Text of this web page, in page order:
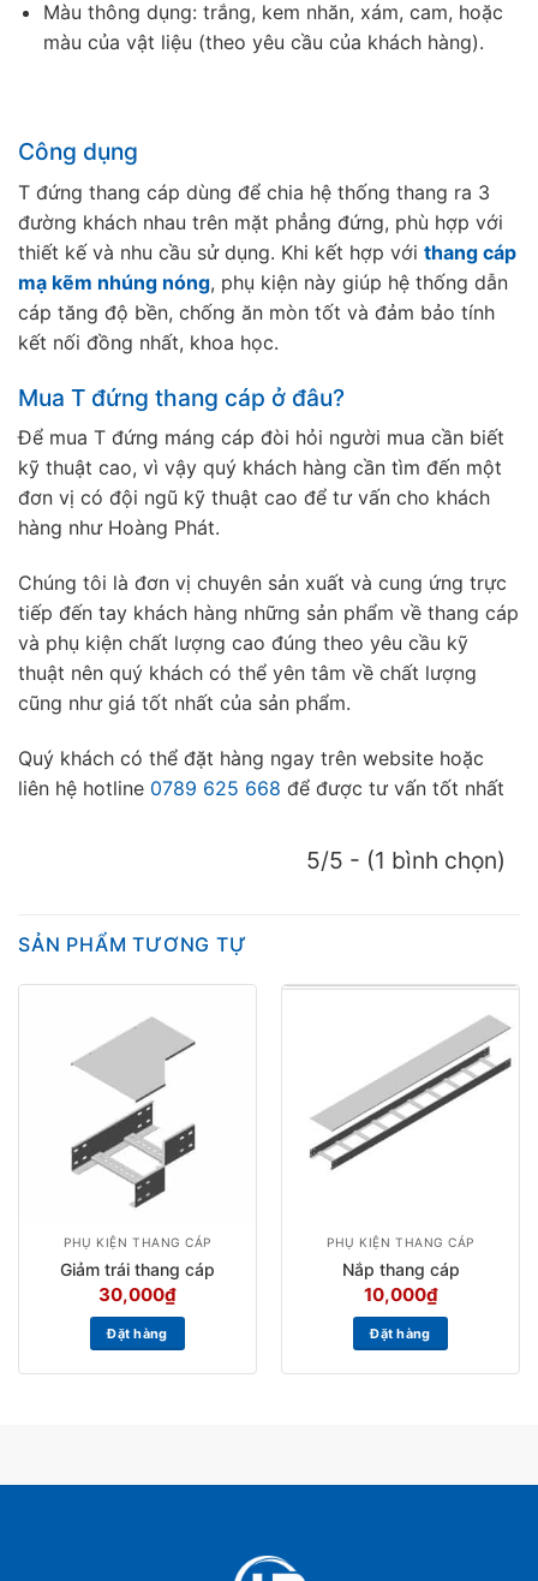
Màu thông dụng: trắng, kem nhăn, xám, cam, hoặc
màu của vật liệu (theo yêu cầu của khách hàng).
Công dụng
T đứng thang cáp dùng để chia hệ thống thang ra 3
đường khách nhau trên mặt phẳng đứng, phù hợp với
thiết kế và nhu cầu sử dụng. Khi kết hợp với thang cáp
mạ kẽm nhúng nóng, phụ kiện này giúp hệ thống dẫn
cáp tăng độ bền, chống ăn mòn tốt và đảm bảo tính
kết nối đồng nhất, khoa học.
Mua T đứng thang cáp ở đâu?
Để mua T đứng máng cáp đòi hỏi người mua cần biết
kỹ thuật cao, vì vậy quý khách hàng cần tìm đến một
đơn vị có đội ngũ kỹ thuật cao để tư vấn cho khách
hàng như Hoàng Phát.
Chúng tôi là đơn vị chuyên sản xuất và cung ứng trực
tiếp đến tay khách hàng những sản phẩm về thang cáp
và phụ kiện chất lượng cao đúng theo yêu cầu kỹ
thuật nên quý khách có thể yên tâm về chất lượng
cũng như giá tốt nhất của sản phẩm.
Quý khách có thể đặt hàng ngay trên website hoặc
liên hệ hotline 0789 625 668 để được tư vấn tốt nhất
5/5 - (1 bình chọn)
SẢN PHẨM TƯƠNG TỰ
PHỤ KIỆN THANG CÁP
Giảm trái thang cáp
30,000₫
Đặt hàng
PHỤ KIỆN THANG CÁP
Nắp thang cáp
10,000₫
Đặt hàng